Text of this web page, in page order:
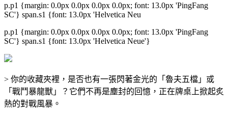
p.p1 {margin: 0.0px 0.0px 0.0px 0.0px; font: 13.0px 'PingFang
SC'} span.s1 {font: 13.0px 'Helvetica Neu
p.p1 {margin: 0.0px 0.0px 0.0px 0.0px; font: 13.0px 'PingFang
SC'} span.s1 {font: 13.0px 'Helvetica Neue'}
> 你的收藏夾裡，是否也有一張閃著金光的「魯夫五檔」或
「戰鬥暴龍獸」？它們不再是塵封的回憶，正在牌桌上掀起炙
熱的對戰風暴。